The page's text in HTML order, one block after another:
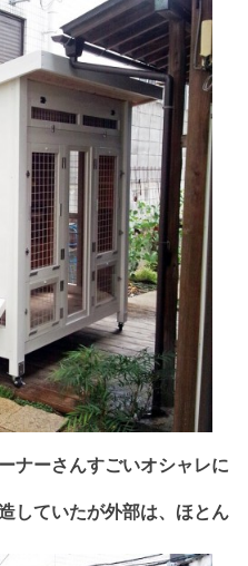
ナーさんすごいオシャレに
していたが外部は、ほとん